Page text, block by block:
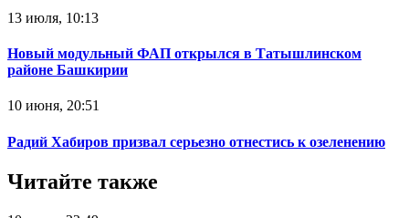
13 июля, 10:13
Новый модульный ФАП открылся в Татышлинском
районе Башкирии
10 июня, 20:51
Радий Хабиров призвал серьезно отнестись к озеленению
Читайте также